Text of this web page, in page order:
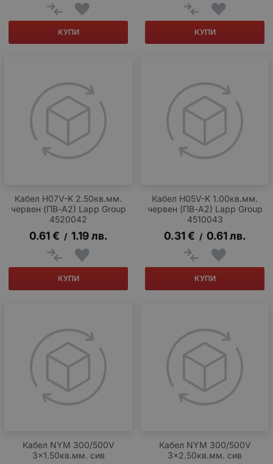
КУПИ КУПИ
Кабел H07V-K 2.50кв.мм.
червен (ПВ-А2) Lapp Group
4520042
0.61 € / 1.19 лв.
КУПИ
Кабел H05V-K 1.00кв.мм.
червен (ПВ-А2) Lapp Group
4510043
0.31 € / 0.61 лв.
КУПИ
Кабел NYM 300/500V
3x1.50кв.мм. сив
Кабел NYM 300/500V
3x2.50кв.мм. сив